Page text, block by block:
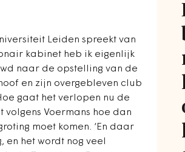
Leiden spreekt van
kabinet heb ik eigenlijk
naar de opstelling van de
en zijn overgebleven club
gaat het verlopen nu de
volgens Voermans hoe dan
moet komen. ‘En daar
het wordt nog veel